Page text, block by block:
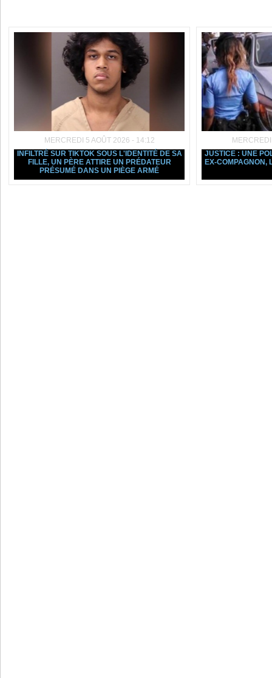
MERCREDI 5 AOÛT 2026 - 14:12
INFILTRÉ SUR TIKTOK SOUS L'IDENTITÉ DE SA
FILLE, UN PÈRE ATTIRE UN PRÉDATEUR
PRÉSUMÉ DANS UN PIÈGE ARMÉ
JUSTICE : UNE
EX-COMPAGNON,